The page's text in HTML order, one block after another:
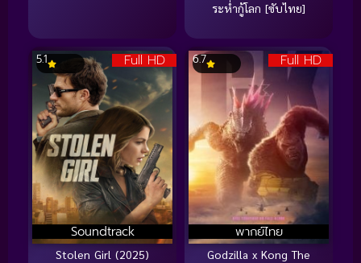
ระห่ำกู้โลก [ซับไทย]
Full HD
Soundtrack
5.1
Stolen Girl (2025)
Full HD
พากย์ไทย
6.7
Godzilla x Kong The